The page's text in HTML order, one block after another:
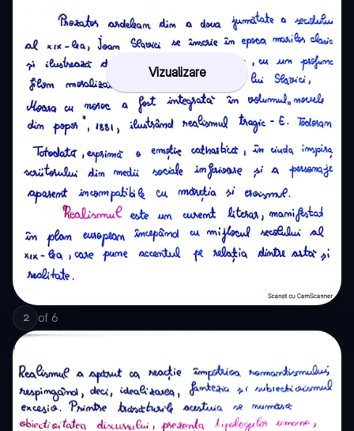
Vizualizare
2 of 6